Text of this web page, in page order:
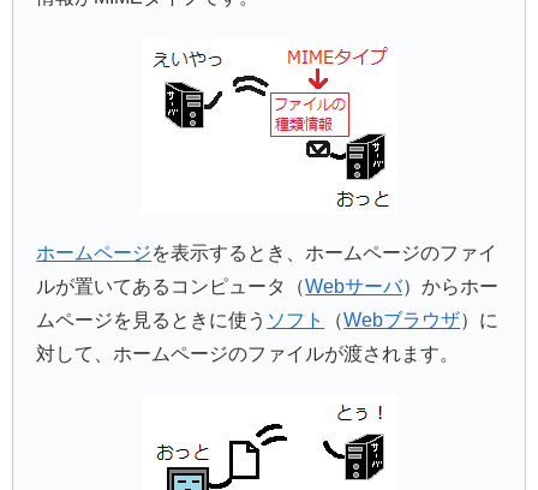
ホームページを表示するとき、ホームページのファイ
ルが置いてあるコンピュータ（Webサーバ）からホー
ムページを見るときに使う ソフト （Webブラウザ）に
対して、ホームページのファイルが渡されます。